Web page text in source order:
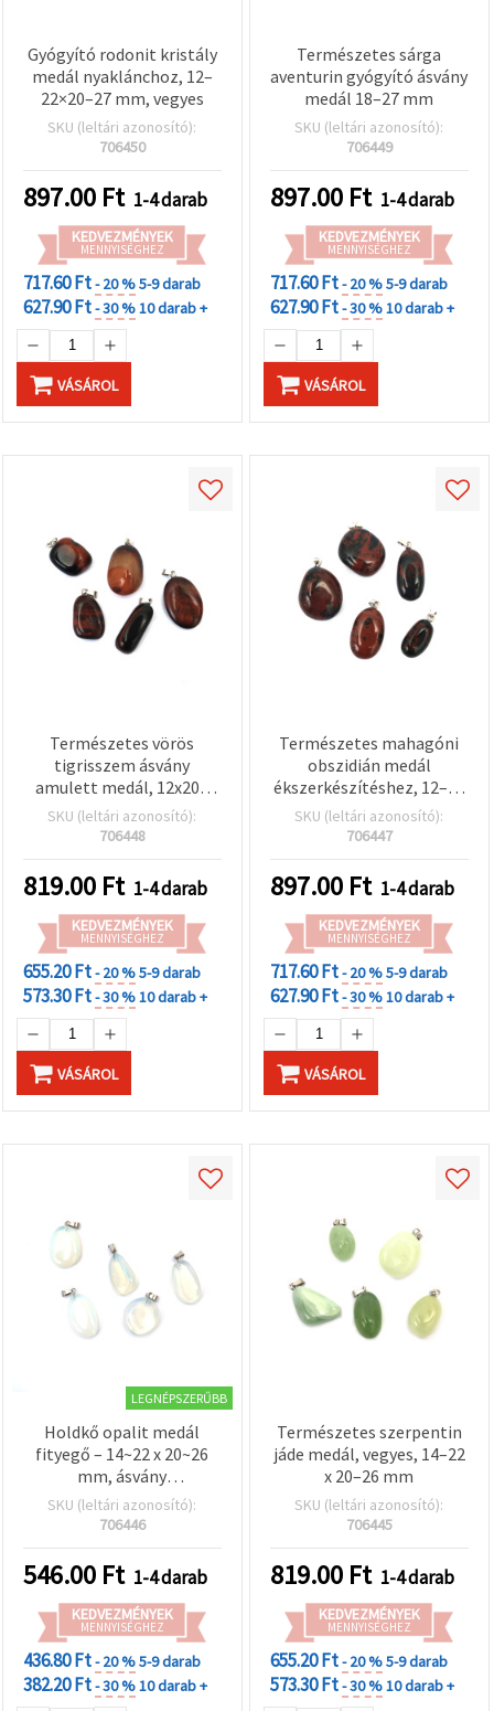
Gyógyító rodonit kristály
medál nyaklánchoz, 12–
22×20–27 mm, vegyes
SKU (leltári azonosító):
706450
897.00 Ft 1-4 darab
KEDVEZMÉNYEK
MENNYISÉGHEZ
717.60 Ft- 20 %5-9 darab
627.90 Ft- 30 %10 darab +
VÁSÁROL
Természetes sárga
aventurin gyógyító ásvány
medál 18–27 mm
SKU (leltári azonosító):
706449
897.00 Ft 1-4 darab
KEDVEZMÉNYEK
MENNYISÉGHEZ
717.60 Ft- 20 %5-9 darab
627.90 Ft- 30 %10 darab +
VÁSÁROL
Természetes vörös
tigrisszem ásvány
amulett medál, 12x20–
22x27 mm, vegyes méret,
DIY nyaklánc- és
SKU (leltári azonosító):
706448
819.00 Ft 1-4 darab
KEDVEZMÉNYEK
MENNYISÉGHEZ
655.20 Ft- 20 %5-9 darab
573.30 Ft- 30 %10 darab +
VÁSÁROL
Természetes mahagóni
obszidián medál
ékszerkészítéshez, 12–20
× 20–28 mm, vegyes
SKU (leltári azonosító):
706447
897.00 Ft 1-4 darab
KEDVEZMÉNYEK
MENNYISÉGHEZ
717.60 Ft- 20 %5-9 darab
627.90 Ft- 30 %10 darab +
VÁSÁROL
LEGNÉPSZERŰBB
Holdkő opalit medál
fityegő – 14~22 x 20~26
mm, ásvány
ékszerkészítéshez,
vegyes méret
SKU (leltári azonosító):
706446
546.00 Ft 1-4 darab
KEDVEZMÉNYEK
MENNYISÉGHEZ
436.80 Ft- 20 %5-9 darab
382.20 Ft- 30 %10 darab +
Természetes szerpentin
jáde medál, vegyes, 14–22
x 20–26 mm
SKU (leltári azonosító):
706445
819.00 Ft 1-4 darab
KEDVEZMÉNYEK
MENNYISÉGHEZ
655.20 Ft- 20 %5-9 darab
573.30 Ft- 30 %10 darab +